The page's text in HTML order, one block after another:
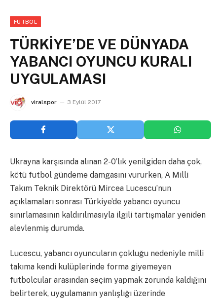
FUTBOL
TÜRKİYE’DE VE DÜNYADA
YABANCI OYUNCU KURALI
UYGULAMASI
viralspor 3 Eylül 2017
Ukrayna karşısında alınan 2-0’lık yenilgiden daha çok,
kötü futbol gündeme damgasını vururken, A Milli
Takım Teknik Direktörü Mircea Lucescu’nun
açıklamaları sonrası Türkiye’de yabancı oyuncu
sınırlamasının kaldırılmasıyla ilgili tartışmalar yeniden
alevlenmiş durumda.
Lucescu, yabancı oyuncuların çokluğu nedeniyle milli
takıma kendi kulüplerinde forma giyemeyen
futbolcular arasından seçim yapmak zorunda kaldığını
belirterek, uygulamanın yanlışlığı üzerinde